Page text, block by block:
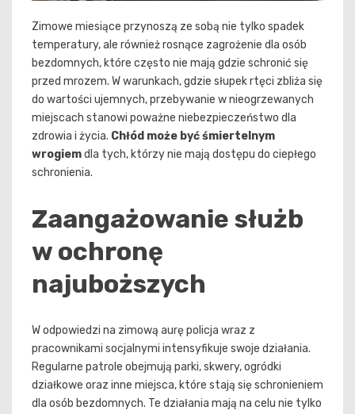
Zimowe miesiące przynoszą ze sobą nie tylko spadek
temperatury, ale również rosnące zagrożenie dla osób
bezdomnych, które często nie mają gdzie schronić się
przed mrozem. W warunkach, gdzie słupek rtęci zbliża się
do wartości ujemnych, przebywanie w nieogrzewanych
miejscach stanowi poważne niebezpieczeństwo dla
zdrowia i życia. Chłód może być śmiertelnym
wrogiemdla tych, którzy nie mają dostępu do ciepłego
schronienia.
Zaangażowanie służb
w ochronę
najuboższych
W odpowiedzi na zimową aurę policja wraz z
pracownikami socjalnymi intensyfikuje swoje działania.
Regularne patrole obejmują parki, skwery, ogródki
działkowe oraz inne miejsca, które stają się schronieniem
dla osób bezdomnych. Te działania mają na celu nie tylko